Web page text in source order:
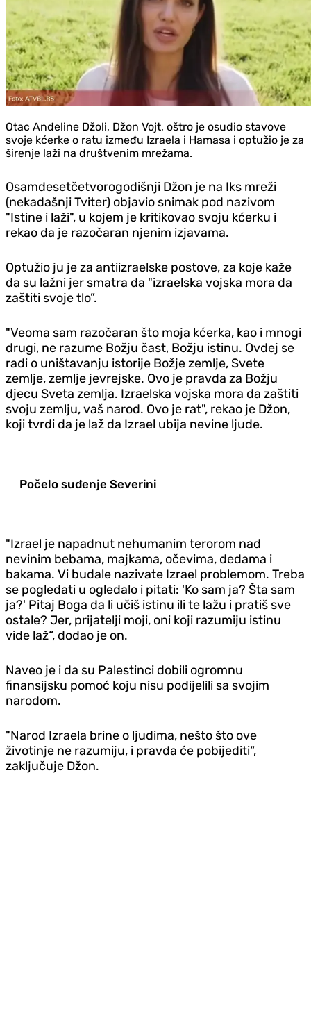
Otac Anđeline Džoli, Džon Vojt, oštro je osudio stavove
svoje kćerke o ratu između Izraela i Hamasa i optužio je za
širenje laži na društvenim mrežama.
Osamdesetčetvorogodišnji Džon je na Iks mreži
(nekadašnji Tviter) objavio snimak pod nazivom
"Istine i laži", u kojem je kritikovao svoju kćerku i
rekao da je razočaran njenim izjavama.
Optužio ju je za antiizraelske postove, za koje kaže
da su lažni jer smatra da "izraelska vojska mora da
zaštiti svoje tlo”.
"Veoma sam razočaran što moja kćerka, kao i mnogi
drugi, ne razume Božju čast, Božju istinu. Ovdej se
radi o uništavanju istorije Božje zemlje, Svete
zemlje, zemlje jevrejske. Ovo je pravda za Božju
djecu Sveta zemlja. Izraelska vojska mora da zaštiti
svoju zemlju, vaš narod. Ovo je rat", rekao je Džon,
koji tvrdi da je laž da Izrael ubija nevine ljude.
Počelo suđenje Severini
"Izrael je napadnut nehumanim terorom nad
nevinim bebama, majkama, očevima, dedama i
bakama. Vi budale nazivate Izrael problemom. Treba
se pogledati u ogledalo i pitati: 'Ko sam ja? Šta sam
ja?' Pitaj Boga da li učiš istinu ili te lažu i pratiš sve
ostale? Jer, prijatelji moji, oni koji razumiju istinu
vide laž“, dodao je on.
Naveo je i da su Palestinci dobili ogromnu
finansijsku pomoć koju nisu podijelili sa svojim
narodom.
"Narod Izraela brine o ljudima, nešto što ove
životinje ne razumiju, i pravda će pobijediti“,
zaključuje Džon.